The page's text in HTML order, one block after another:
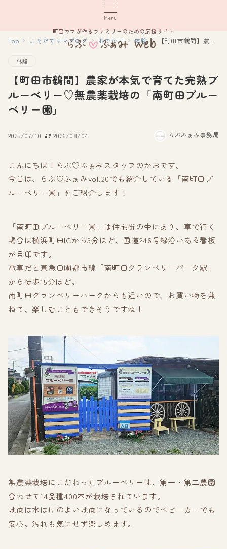
Menu
町田ママが作るファミリーのための応援サイト
Top こそだてママブログ おでかけ 体験 【町田市鶴間】農家が本気で育てた完熟ブルーベリー♡無農薬栽培の「南町田ブルーベリー園」
体験
【町田市鶴間】農家が本気で育てた完熟ブ
ルーベリー♡無農薬栽培の「南町田ブルー
ベリー園」
2025/07/10 2026/08/04 らぶふぁみ事務局
こんにちは！らぶ♡ふぁみスタッフのかおです。
今日は、らぶ♡ふぁみvol.20でも紹介している「南町田ブ
ルーベリー園」をご紹介します！
「南町田ブルーベリー園」は住宅街の中にあり、車で行く
場合は横浜町田ICから3分ほど、国道246号線沿いある看板
が目印です。
電車だと東急田園都市線「南町田グランベリーパーク駅」
から徒歩15分ほど。
南町田グランベリーパークからも近いので、お買い物を兼
ねて、楽しむこともできそうですね！
無農薬栽培にこだわったブルーベリーは、第一・第二農園
合わせて14品種400本が栽培されています。
地面は水はけのよい地面になっているのでベビーカーでも
安心。汚れも気にせず楽しめます。